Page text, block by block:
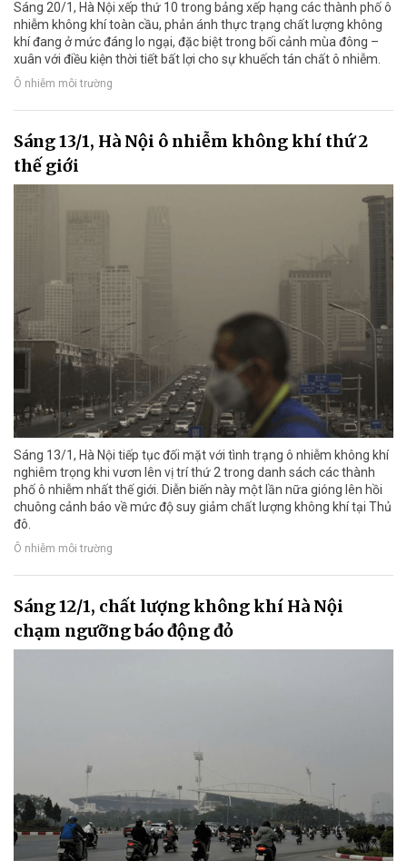
Sáng 20/1, Hà Nội xếp thứ 10 trong bảng xếp hạng các thành phố ô
nhiễm không khí toàn cầu, phản ánh thực trạng chất lượng không
khí đang ở mức đáng lo ngại, đặc biệt trong bối cảnh mùa đông –
xuân với điều kiện thời tiết bất lợi cho sự khuếch tán chất ô nhiễm.
Ô nhiễm môi trường
Sáng 13/1, Hà Nội ô nhiễm không khí thứ 2
thế giới
Sáng 13/1, Hà Nội tiếp tục đối mặt với tình trạng ô nhiễm không khí
nghiêm trọng khi vươn lên vị trí thứ 2 trong danh sách các thành
phố ô nhiễm nhất thế giới. Diễn biến này một lần nữa gióng lên hồi
chuông cảnh báo về mức độ suy giảm chất lượng không khí tại Thủ
đô.
Ô nhiễm môi trường
Sáng 12/1, chất lượng không khí Hà Nội
chạm ngưỡng báo động đỏ